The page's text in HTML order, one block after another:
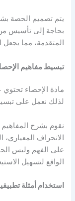
يتم تصميم الحصة
بحاجة إلى تأسيس من
المتقدمة، مما يجعل
تبسيط مفاهيم
مادة الإحصاء
لذلك نعمل على
نقوم بشرح
الانحراف المعياري،
على الفهم وليس
الواقع لتسهيل
استخدام أمثلة